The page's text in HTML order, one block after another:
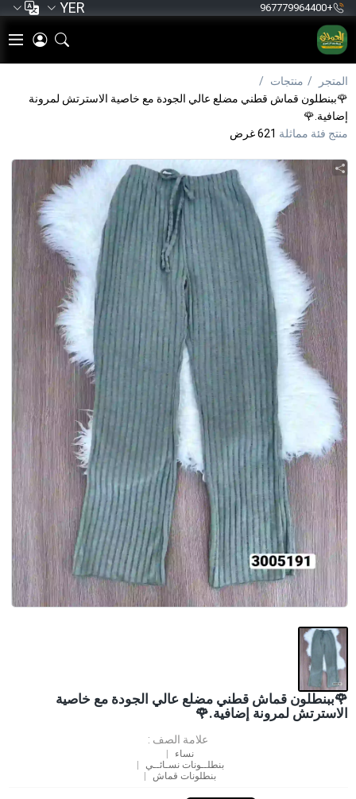
+967779964400
YER
المتجر
منتجات
🌹ببنطلون قماش قطني مضلع عالي الجودة مع خاصية الاسترتش لمرونة
إضافية.🌹
منتج فئة مماثلة 621 غرض
🌹ببنطلون قماش قطني مضلع عالي الجودة مع خاصية
الاسترتش لمرونة إضافية.🌹
علامة الصف :
نساء
بنطلــونات نسـائــي
بنطلونات قماش